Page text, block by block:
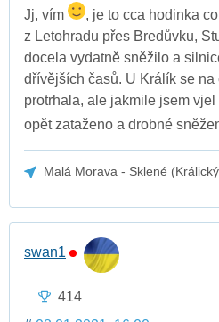
Jj, vím
, je to cca hodinka
z Letohradu přes Bredůvku,
docela vydatně sněžilo a
dřívějších časů. U Králík se
protrhala, ale jakmile jsem
opět zataženo a drobné
Malá Morava - Sklené
swan1
414